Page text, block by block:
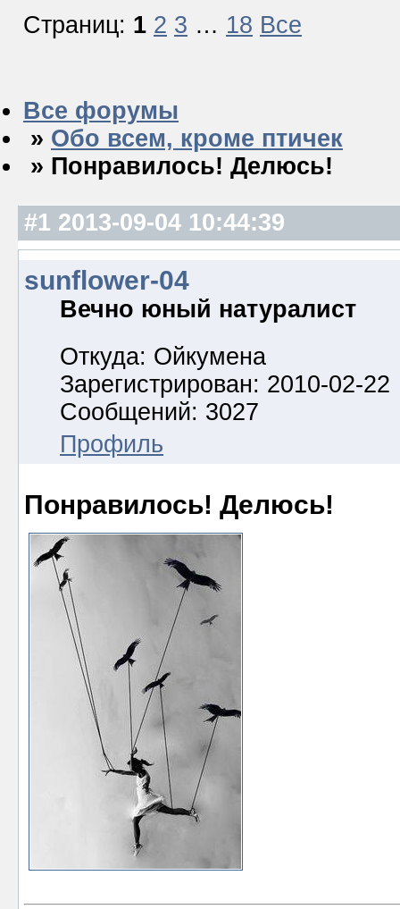
Страниц: 1 2 3 … 18 Все
Все форумы
» Обо всем, кроме птичек
» Понравилось! Делюсь!
#1 2013-09-04 10:44:39
sunflower-04
Вечно юный натуралист
Откуда: Ойкумена
Зарегистрирован: 2010-02-22
Сообщений: 3027
Профиль
Понравилось! Делюсь!